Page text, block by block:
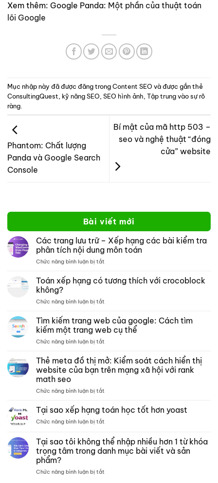
Xem thêm: Google Panda: Một phần của thuật toán
lõi Google
Mục nhập này đã được đăng trongContent SEO và được gắn thẻ
ConsultingQuest kỹ năng SEO SEO hình ảnh Tập trung vào sự rõ
ràng
Phantom: Chất lượng
Panda và Google Search
Console
Bí mật của mã http 503 –
seo và nghệ thuật “đóng
cửa” website
Bài viết mới
Các trang lưu trữ – Xếp hạng các bài kiểm tra
phân tích nội dung môn toán
Chức năng bình luận bị tắt
trang
lưu
các
bài
tích
nội
Toán xếp hạng có tương thích với crocoblock
không?
Chức năng bình luận bị tắt
xếp
hạng
có
với
crocoblock
Tìm kiếm trang web của google: Cách tìm
kiếm một trang web cụ thể
Chức năng bình luận bị tắt
kiếm
trang
web
tìm
web
cụ
Thẻ meta đồ thị mở: Kiểm soát cách hiển thị
website của bạn trên mạng xã hội với rank
math seo
Chức năng bình luận bị tắt
meta
đồ
Kiểm
soát
Tại sao xếp hạng toán học tốt hơn yoast
Chức năng bình luận bị tắt
sao
xếp
hạng
Tại sao tôi không thể nhập nhiều hơn 1 từ khóa
trọng tâm trong danh mục bài viết và sản
phẩm?
Chức năng bình luận bị tắt